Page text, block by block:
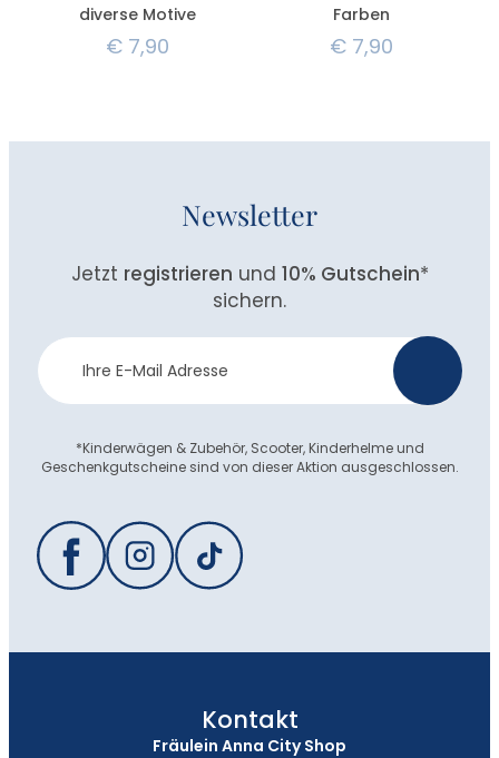
diverse Motive
€ 7,90
Farben
€ 7,90
Newsletter
Jetzt registrieren und 10% Gutschein*
sichern.
Newsletter
Anmeldung
*Kinderwägen & Zubehör, Scooter, Kinderhelme und
Geschenkgutscheine sind von dieser Aktion ausgeschlossen.
Kontakt
Fräulein Anna City Shop